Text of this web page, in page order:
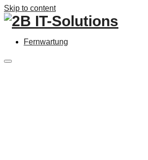
Skip to content
Fernwartung